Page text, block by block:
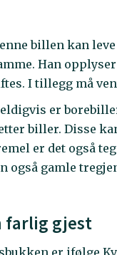
billen kan
Han
I tillegg må
er
biller. Disse
er det også
også gamle
farlig gjest